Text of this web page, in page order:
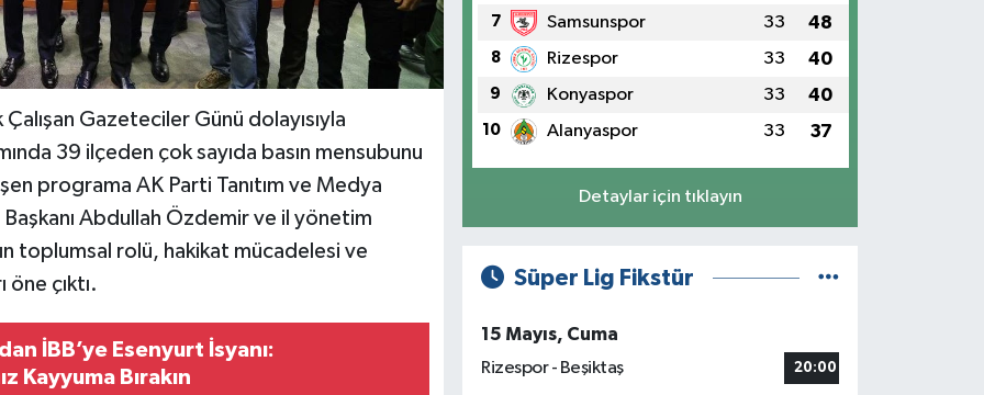
Gazeteciler Günü dolayısıyla
39 ilçeden çok sayıda basın mensubunu
programa AK Parti Tanıtım ve Medya
Başkanı Abdullah Özdemir ve il yönetim
toplumsal rolü, hakikat mücadelesi ve
çıktı.
İBB’ye Esenyurt İsyanı:
Kayyuma Bırakın
7 Samsunspor 33 48
8 Rizespor 33 40
9 Konyaspor 33 40
10 Alanyaspor 33 37
Detaylar için tıklayın
Süper Lig Fikstür
15 Mayıs, Cuma
Rizespor - Beşiktaş
20:00